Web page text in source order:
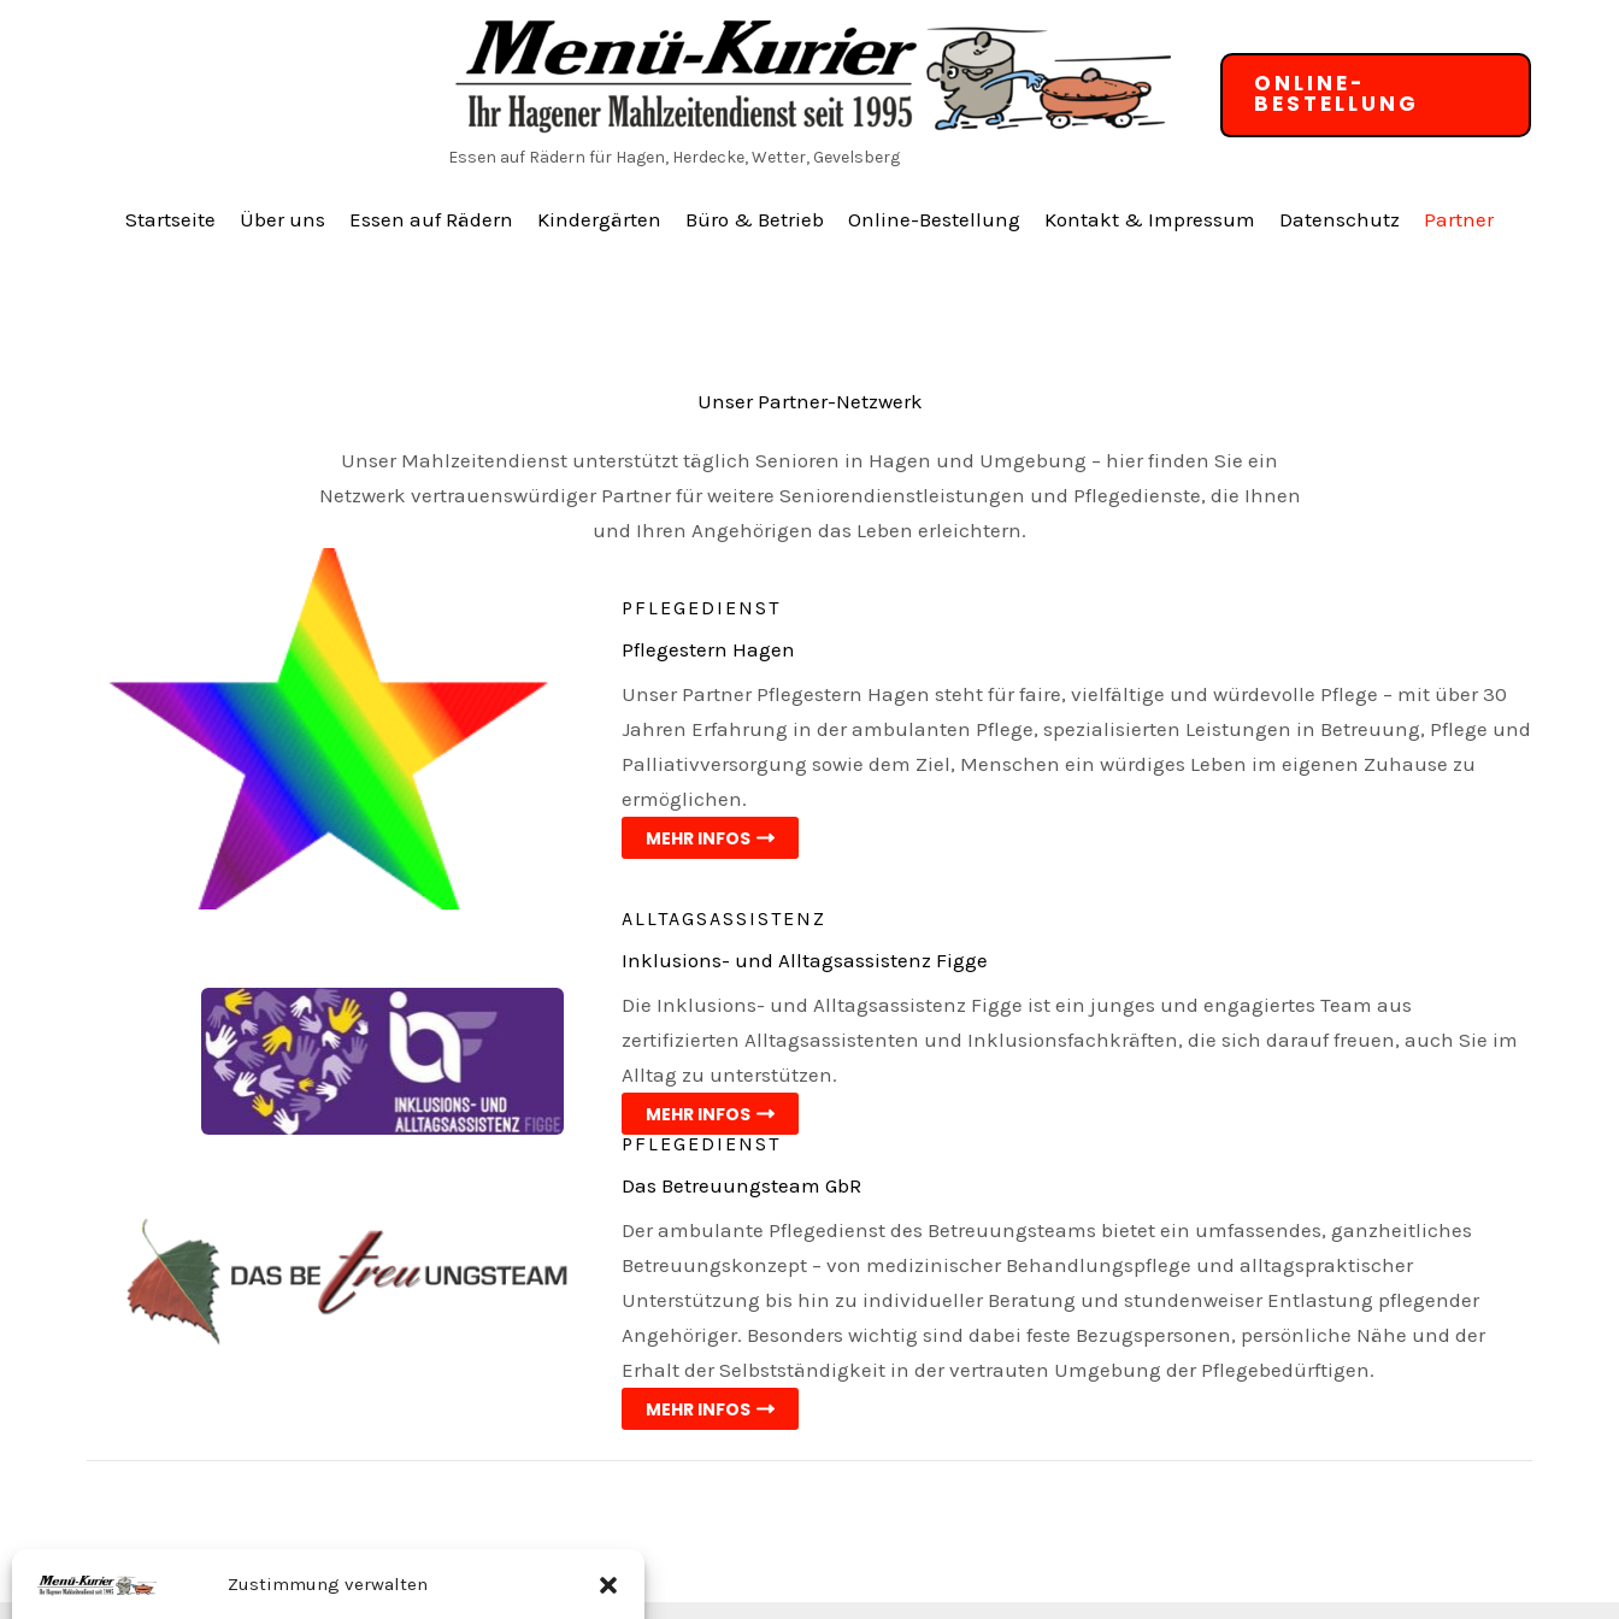
Zustimmung verwalten
Essen auf Rädern für Hagen, Herdecke, Wetter, Gevelsberg
ONLINE-
BESTELLUNG
Startseite Über uns Essen auf Rädern Kindergärten Büro & Betrieb Online-Bestellung Kontakt & Impressum Datenschutz Partner
Unser Partner-Netzwerk
Unser Mahlzeitendienst unterstützt täglich Senioren in Hagen und Umgebung – hier finden Sie ein
Netzwerk vertrauenswürdiger Partner für weitere Seniorendienstleistungen und Pflegedienste, die Ihnen
und Ihren Angehörigen das Leben erleichtern.
PFLEGEDIENST
Pflegestern Hagen
Unser Partner Pflegestern Hagen steht für faire, vielfältige und würdevolle Pflege – mit über 30
Jahren Erfahrung in der ambulanten Pflege, spezialisierten Leistungen in Betreuung, Pflege und
Palliativversorgung sowie dem Ziel, Menschen ein würdiges Leben im eigenen Zuhause zu
ermöglichen.
MEHR INFOS
ALLTAGSASSISTENZ
Inklusions- und Alltagsassistenz Figge
Die Inklusions- und Alltagsassistenz Figge ist ein junges und engagiertes Team aus
zertifizierten Alltagsassistenten und Inklusionsfachkräften, die sich darauf freuen, auch Sie im
Alltag zu unterstützen.
MEHR INFOS
PFLEGEDIENST
Das Betreuungsteam GbR
Der ambulante Pflegedienst des Betreuungsteams bietet ein umfassendes, ganzheitliches
Betreuungskonzept – von medizinischer Behandlungspflege und alltagspraktischer
Unterstützung bis hin zu individueller Beratung und stundenweiser Entlastung pflegender
Angehöriger. Besonders wichtig sind dabei feste Bezugspersonen, persönliche Nähe und der
Erhalt der Selbstständigkeit in der vertrauten Umgebung der Pflegebedürftigen.
MEHR INFOS